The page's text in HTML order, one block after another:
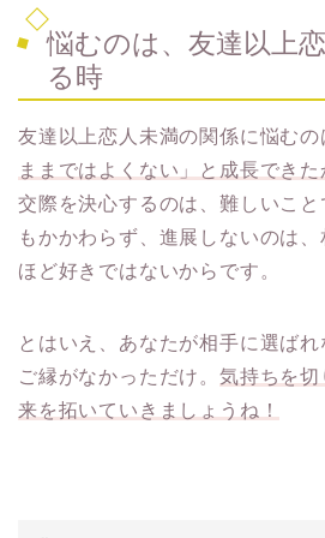
悩むのは、友達以上
る時
友達以上恋人未満の関係に悩む
ままではよくない」と成長できた
交際を決心するのは、難しいこ
もかかわらず、進展しないのは
ほど好きではないからです。
とはいえ、あなたが相手に選ば
ご縁がなかっただけ。 気持ちを切
来を拓いていきましょうね！